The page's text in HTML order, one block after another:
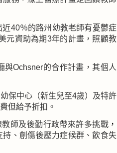
近40％的路州幼教老師有憂鬱症
元資助為期3年的計畫 ，照顧教
與Ochsner的合作計畫，其個人
保中心（新生兒至4歲）及特許
但給予折扣。
教師及後勤行政帶來許多挑戰 ，
持 、創傷後壓力症候群、飲食失